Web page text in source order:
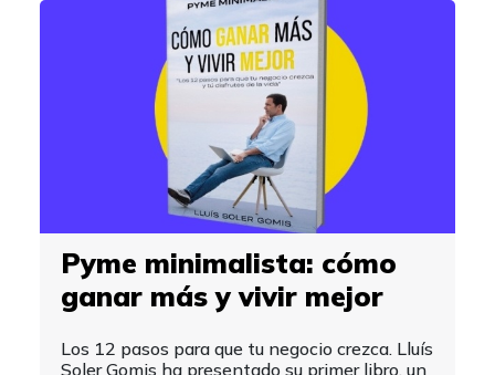
Pyme minimalista: cómo
ganar más y vivir mejor
Los 12 pasos para que tu negocio crezca. Lluís
Soler Gomis ha presentado su primer libro, un